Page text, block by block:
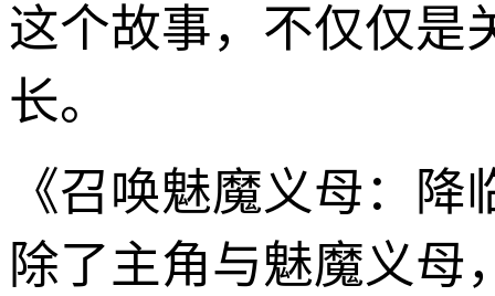
这个故事，不仅仅是
长。
《召唤魅魔义母：
除了主角与魅魔义母